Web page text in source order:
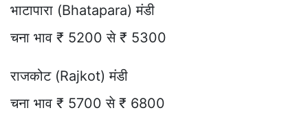
भाटापारा (Bhatapara) मंडी
चना भाव ₹ 5200 से ₹ 5300
राजकोट (Rajkot) मंडी
चना भाव ₹ 5700 से ₹ 6800